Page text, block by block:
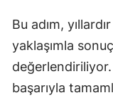
Bu adım,
yaklaşımla
başarıyla